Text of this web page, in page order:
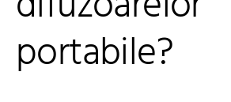
portabile?